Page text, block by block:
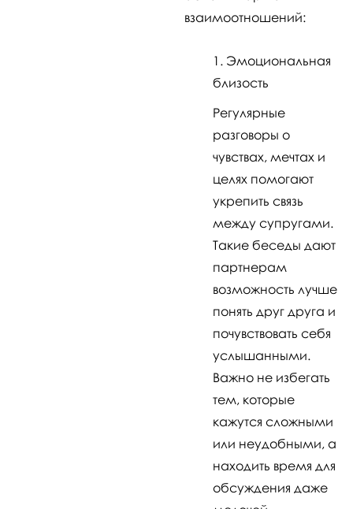
взаимоотношений:
Эмоциональная
близость
Регулярные
разговоры о
чувствах, мечтах и
целях помогают
укрепить связь
между супругами.
Такие беседы дают
партнерам
возможность лучше
понять друг друга и
почувствовать себя
услышанными.
Важно не избегать
тем, которые
кажутся сложными
или неудобными, а
находить время для
обсуждения даже